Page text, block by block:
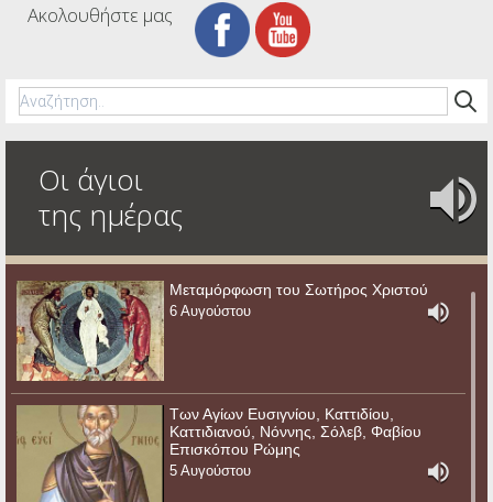
Ακολουθήστε μας
Οι άγιοι
της ημέρας
Μεταμόρφωση του Σωτήρος Χριστού
6 Αυγούστου
Των Αγίων Ευσιγνίου, Καττιδίου,
Καττιδιανού, Νόννης, Σόλεβ, Φαβίου
Επισκόπου Ρώμης
5 Αυγούστου